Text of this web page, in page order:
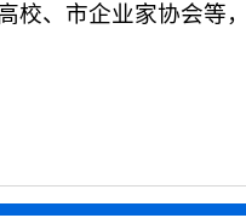
校、市企业家协会等